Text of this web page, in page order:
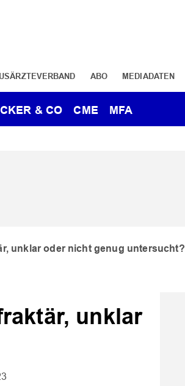
ABO MEDIADATEN
& CO CME MFA
unklar oder nicht genug untersucht?
unklar